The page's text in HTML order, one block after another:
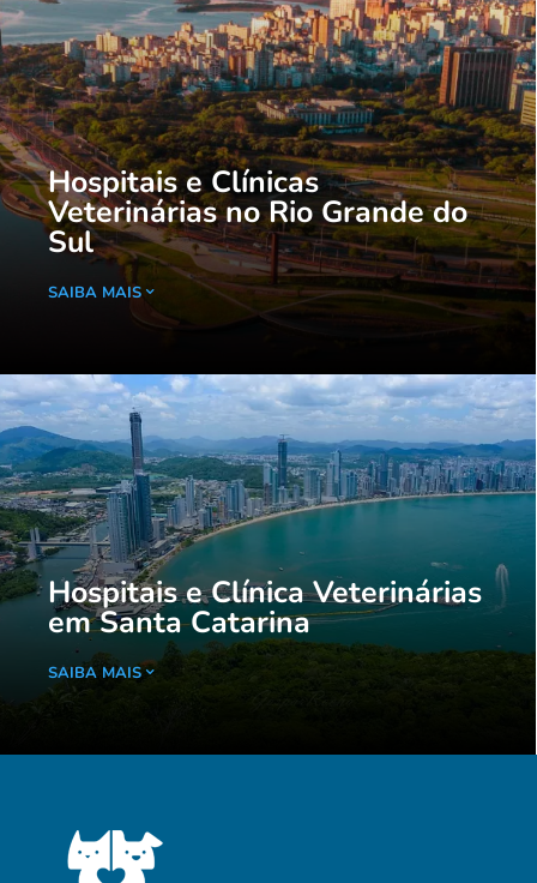
Hospitais e Clínicas
Veterinárias no Rio Grande do
Sul
SAIBA MAIS
Hospitais e Clínica Veterinárias
em Santa Catarina
SAIBA MAIS